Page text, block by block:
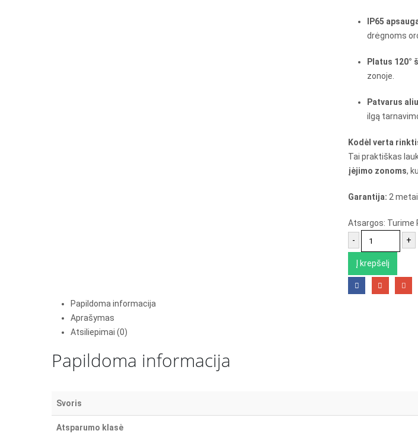
IP65
drėgnoms
Platus 120°
zonoje.
Patvarus
ilgą
Kodėl verta
Tai praktiškas
įėjimo zonoms,
Garantija: 2 metai
Atsargos: Turime
-
+
Į krepšelį
Papildoma informacija
Aprašymas
Atsiliepimai (0)
Papildoma informacija
Svoris
Atsparumo klasė